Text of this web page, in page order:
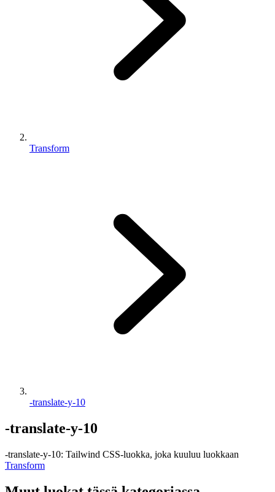
Transform
-translate-y-10
-translate-y-10
-translate-y-10: Tailwind CSS-luokka, joka kuuluu luokkaan
Transform